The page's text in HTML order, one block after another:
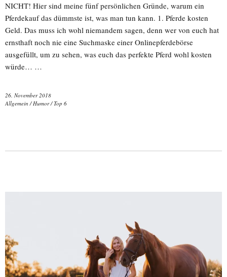
NICHT! Hier sind meine fünf persönlichen Gründe, warum ein
Pferdekauf das dümmste ist, was man tun kann. 1. Pferde kosten
Geld. Das muss ich wohl niemandem sagen, denn wer von euch hat
ernsthaft noch nie eine Suchmaske einer Onlinepferdebörse
ausgefüllt, um zu sehen, was euch das perfekte Pferd wohl kosten
würde… …
26. November 2018
Allgemein /Humor/Top 6